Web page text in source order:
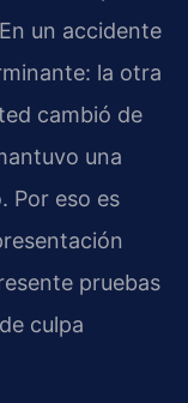
un accidente
la otra
cambió de
una
Por eso es
pruebas
culpa